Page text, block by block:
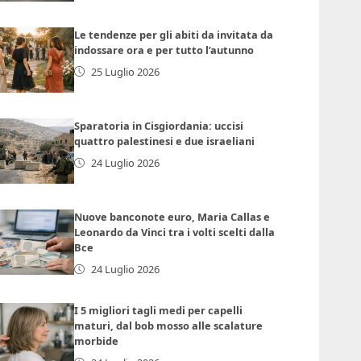
Le tendenze per gli abiti da invitata da
indossare ora e per tutto l’autunno
25 Luglio 2026
Sparatoria in Cisgiordania: uccisi
quattro palestinesi e due israeliani
24 Luglio 2026
Nuove banconote euro, Maria Callas e
Leonardo da Vinci tra i volti scelti dalla
Bce
24 Luglio 2026
I 5 migliori tagli medi per capelli
maturi, dal bob mosso alle scalature
morbide